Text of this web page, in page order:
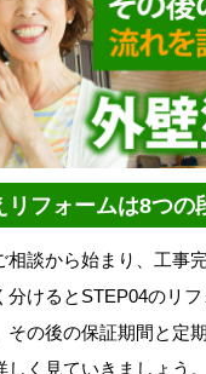
リフォームは8つの
談から始まり、工事
けるとSTEP04のリ
の後の保証期間と定
く見ていきましょう。